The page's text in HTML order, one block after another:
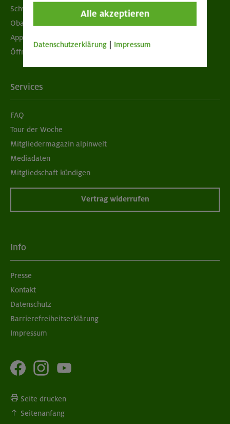
Schwarzes Brett
Obacht geben!
App "Mein DAV+"
Öffnungszeiten
Services
FAQ
Tour der Woche
Mitgliedermagazin alpinwelt
Mediadaten
Mitgliedschaft kündigen
Vertrag widerrufen
Info
Presse
Kontakt
Datenschutz
Barrierefreiheitserklärung
Impressum
Seite drucken
Seitenanfang
Alle akzeptieren
Datenschutzerklärung Impressum